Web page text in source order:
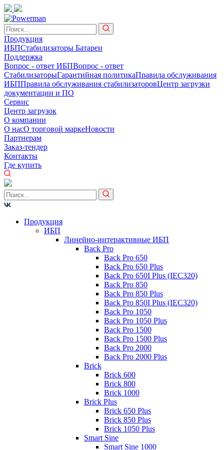
Продукция
ИБПСтабилизаторы Батареи
Поддержка
Вопрос - ответ ИБПВопрос - ответ
СтабилизаторыГарантийная политикаПравила обслуживания
ИБППравила обслуживания стабилизаторовЦентр загрузки
документации и ПО
Сервис
Центр загрузок
О компании
О насО торговой маркеНовости
Партнерам
Заказ-тендер
Контакты
Где купить
Продукция
ИБП
Линейно-интерактивные ИБП
Back Pro
Back Pro 650
Back Pro 650 Plus
Back Pro 650I Plus (IEC320)
Back Pro 850
Back Pro 850 Plus
Back Pro 850I Plus (IEC320)
Back Pro 1050
Back Pro 1050 Plus
Back Pro 1500
Back Pro 1500 Plus
Back Pro 2000
Back Pro 2000 Plus
Brick
Brick 600
Brick 800
Brick 1000
Brick Plus
Brick 650 Plus
Brick 850 Plus
Brick 1050 Plus
Smart Sine
Smart Sine 1000